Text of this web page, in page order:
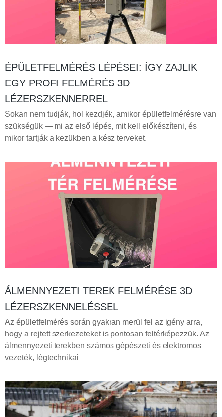
ÉPÜLETFELMÉRÉS LÉPÉSEI: ÍGY ZAJLIK
EGY PROFI FELMÉRÉS 3D
LÉZERSZKENNERREL
Sokan nem tudják, hol kezdjék, amikor épületfelmérésre van
szükségük — mi az első lépés, mit kell előkészíteni, és
mikor tartják a kezükben a kész terveket.
ÁLMENNYEZETI TEREK FELMÉRÉSE 3D
LÉZERSZKENNELÉSSEL
Az épületfelmérés során gyakran merül fel az igény arra,
hogy a rejtett szerkezeteket is pontosan feltérképezzük. Az
álmennyezeti terekben számos gépészeti és elektromos
vezeték, légtechnikai